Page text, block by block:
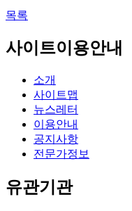
목록
사이트이용안내
소개
사이트맵
뉴스레터
이용안내
공지사항
전문가정보
유관기관